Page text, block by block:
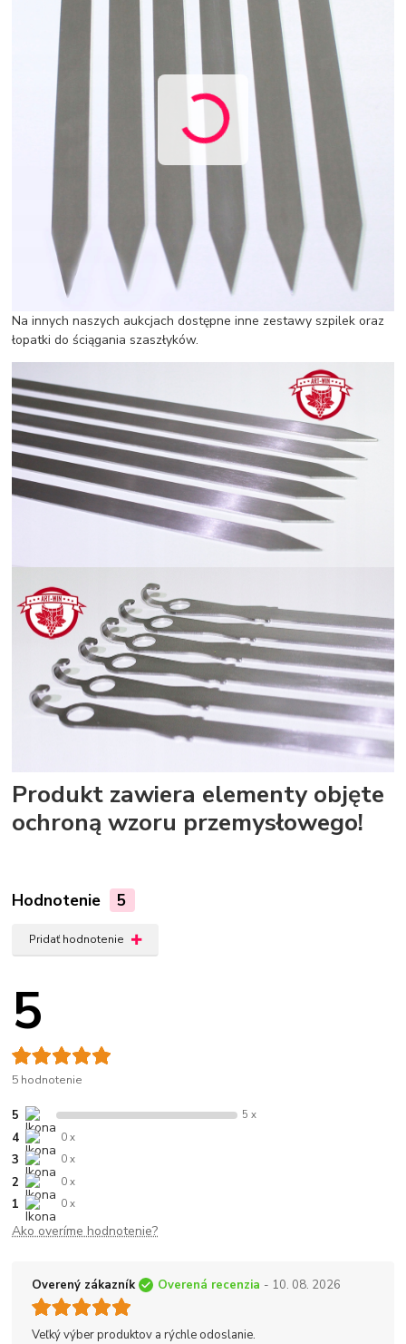
Na innych naszych aukcjach dostępne inne zestawy szpilek oraz
łopatki do ściągania szaszłyków.
Produkt zawiera elementy objęte
ochroną wzoru przemysłowego!
Hodnotenie 5
Pridať hodnotenie
5
5 hodnotenie
5 5 x
4 0 x
3 0 x
2 0 x
1 0 x
Ako overíme hodnotenie?
Overený zákazník Overená recenzia - 10. 08. 2026
Veľký výber produktov a rýchle odoslanie.